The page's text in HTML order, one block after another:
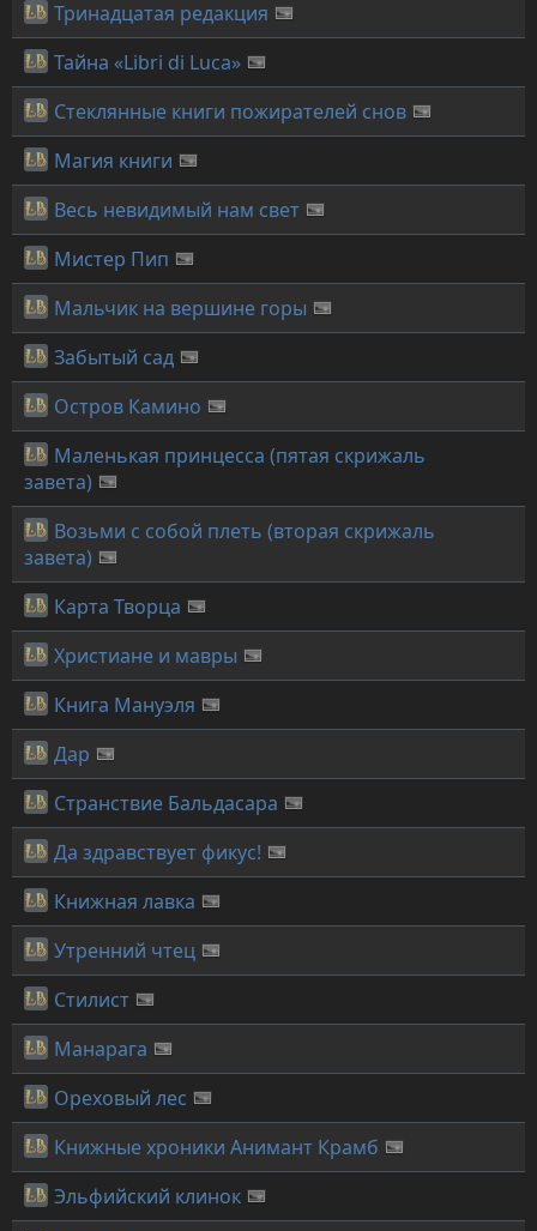
Тринадцатая редакция
Тайна «Libri di Luca»
Стеклянные книги пожирателей снов
Магия книги
Весь невидимый нам свет
Мистер Пип
Мальчик на вершине горы
Забытый сад
Остров Камино
Маленькая принцесса (пятая скрижаль
завета)
Возьми с собой плеть (вторая скрижаль
завета)
Карта Творца
Христиане и мавры
Книга Мануэля
Дар
Странствие Бальдасара
Да здравствует фикус!
Книжная лавка
Утренний чтец
Стилист
Манарага
Ореховый лес
Книжные хроники Анимант Крамб
Эльфийский клинок